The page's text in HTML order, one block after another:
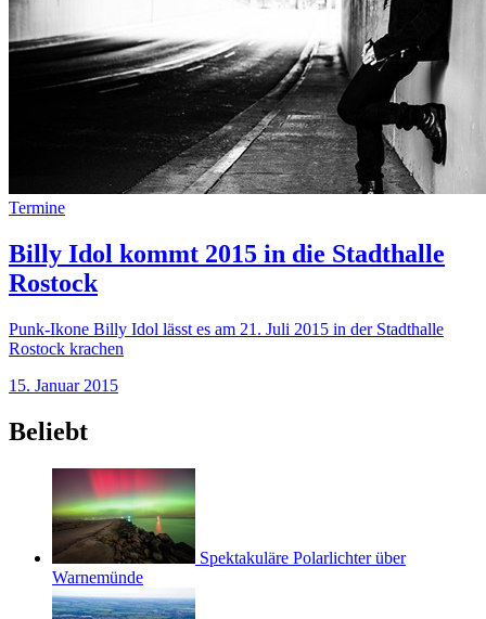
Termine
Billy Idol kommt 2015 in die Stadthalle
Rostock
Punk-Ikone Billy Idol lässt es am 21. Juli 2015 in der Stadthalle
Rostock krachen
15. Januar 2015
Beliebt
Spektakuläre Polarlichter über
Warnemünde